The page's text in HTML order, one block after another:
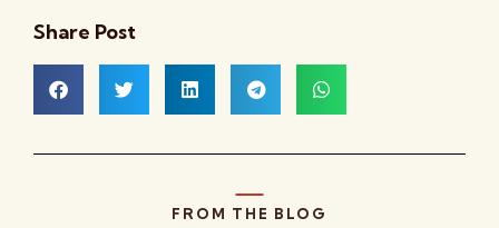
Share Post
FROM THE BLOG